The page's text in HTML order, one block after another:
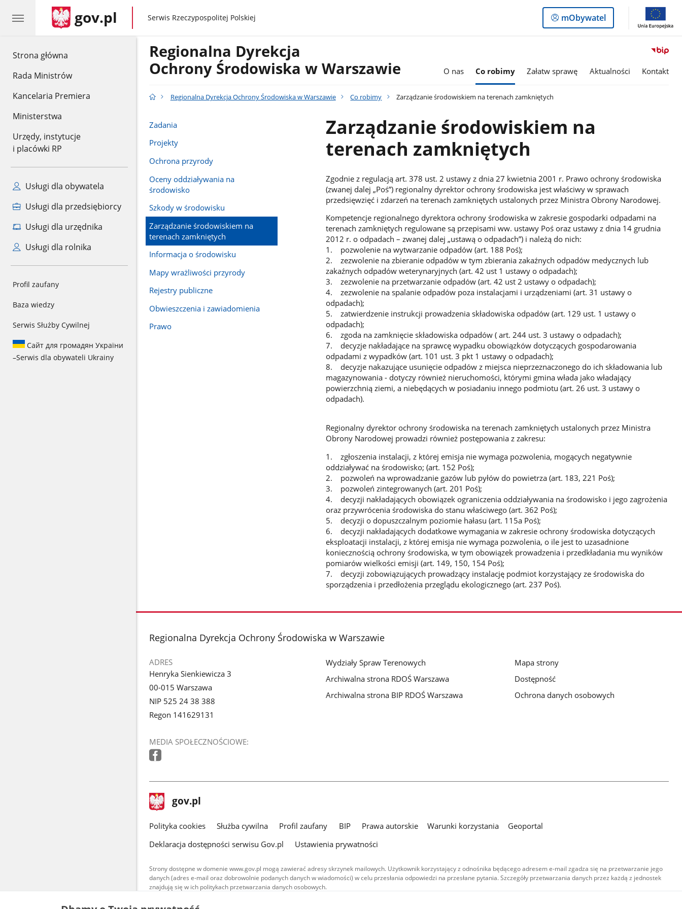
Strona główna
Rada Ministrów
Kancelaria Premiera
Ministerstwa
Urzędy, instytucje
i placówki RP
Usługi dla obywatela
Usługi dla przedsiębiorcy
Usługi dla urzędnika
Usługi dla rolnika
Profil zaufany
Baza wiedzy
Serwis Służby Cywilnej
Сайт для громадян України
–Serwis dla obywateli Ukrainy
gov.pl gov.pl
Serwis Rzeczypospolitej Polskiej
Logowanie
do
mObywatel
Regionalna Dyrekcja
Ochrony Środowiska w Warszawie
O nas Co robimy Załatw sprawę Aktualności Kontakt
Regionalna Dyrekcja Ochrony Środowiska w Warszawie Co robimy Zarządzanie środowiskiem na terenach zamkniętych
Zadania
Projekty
Ochrona przyrody
Oceny oddziaływania na
środowisko
Szkody w środowisku
Zarządzanie środowiskiem na
terenach zamkniętych
Informacja o środowisku
Mapy wrażliwości przyrody
Rejestry publiczne
Obwieszczenia i zawiadomienia
Prawo
Zarządzanie środowiskiem na
terenach zamkniętych
Zgodnie z regulacją art. 378 ust. 2 ustawy z dnia 27 kwietnia 2001 r. Prawo ochrony środowiska
(zwanej dalej „Poś”) regionalny dyrektor ochrony środowiska jest właściwy w sprawach
przedsięwzięć i zdarzeń na terenach zamkniętych ustalonych przez Ministra Obrony Narodowej.
Kompetencje regionalnego dyrektora ochrony środowiska w zakresie gospodarki odpadami na
terenach zamkniętych regulowane są przepisami ww. ustawy Poś oraz ustawy z dnia 14 grudnia
2012 r. o odpadach – zwanej dalej „ustawą o odpadach”) i należą do nich:
1. pozwolenie na wytwarzanie odpadów (art. 188 Poś);
2. zezwolenie na zbieranie odpadów w tym zbierania zakaźnych odpadów medycznych lub
zakaźnych odpadów weterynaryjnych (art. 42 ust 1 ustawy o odpadach);
3. zezwolenie na przetwarzanie odpadów (art. 42 ust 2 ustawy o odpadach);
4. zezwolenie na spalanie odpadów poza instalacjami i urządzeniami (art. 31 ustawy o
odpadach);
5. zatwierdzenie instrukcji prowadzenia składowiska odpadów (art. 129 ust. 1 ustawy o
odpadach);
6. zgoda na zamknięcie składowiska odpadów ( art. 244 ust. 3 ustawy o odpadach);
7. decyzje nakładające na sprawcę wypadku obowiązków dotyczących gospodarowania
odpadami z wypadków (art. 101 ust. 3 pkt 1 ustawy o odpadach);
8. decyzje nakazujące usunięcie odpadów z miejsca nieprzeznaczonego do ich składowania lub
magazynowania - dotyczy również nieruchomości, którymi gmina włada jako władający
powierzchnią ziemi, a niebędących w posiadaniu innego podmiotu (art. 26 ust. 3 ustawy o
odpadach).
Regionalny dyrektor ochrony środowiska na terenach zamkniętych ustalonych przez Ministra
Obrony Narodowej prowadzi również postępowania z zakresu:
1. zgłoszenia instalacji, z której emisja nie wymaga pozwolenia, mogących negatywnie
oddziaływać na środowisko; (art. 152 Poś);
2. pozwoleń na wprowadzanie gazów lub pyłów do powietrza (art. 183, 221 Poś);
3. pozwoleń zintegrowanych (art. 201 Poś);
4. decyzji nakładających obowiązek ograniczenia oddziaływania na środowisko i jego zagrożenia
oraz przywrócenia środowiska do stanu właściwego (art. 362 Poś);
5. decyzji o dopuszczalnym poziomie hałasu (art. 115a Poś);
6. decyzji nakładających dodatkowe wymagania w zakresie ochrony środowiska dotyczących
eksploatacji instalacji, z której emisja nie wymaga pozwolenia, o ile jest to uzasadnione
koniecznością ochrony środowiska, w tym obowiązek prowadzenia i przedkładania mu wyników
pomiarów wielkości emisji (art. 149, 150, 154 Poś);
7. decyzji zobowiązujących prowadzący instalację podmiot korzystający ze środowiska do
sporządzenia i przedłożenia przeglądu ekologicznego (art. 237 Poś).
stopka
Regionalna Dyrekcja Ochrony Środowiska w Warszawie
ADRES
Henryka Sienkiewicza 3
00-015 Warszawa
NIP 525 24 38 388
Regon 141629131
MEDIA SPOŁECZNOŚCIOWE:
Wydziały Spraw Terenowych
Archiwalna strona RDOŚ Warszawa
Archiwalna strona BIP RDOŚ Warszawa
Mapa strony
Dostępność
Ochrona danych osobowych
stopka
gov.pl Strona
gov.pl
gov.pl
Polityka cookies Służba cywilna Profil zaufany BIP Prawa autorskie Warunki korzystania
Geoportal
Deklaracja dostępności serwisu Gov.pl
Ustawienia prywatności
Strony dostępne w domenie www.gov.pl mogą zawierać adresy skrzynek mailowych. Użytkownik korzystający z odnośnika będącego adresem e-mail zgadza się na przetwarzanie jego
danych (adres e-mail oraz dobrowolnie podanych danych w wiadomości) w celu przesłania odpowiedzi na przesłane pytania. Szczegóły przetwarzania danych przez każdą z jednostek
znajdują się w ich politykach przetwarzania danych osobowych.
Treści tekstowe publikowane w serwisie (z wyłączeniem treści audiowizualnych), są